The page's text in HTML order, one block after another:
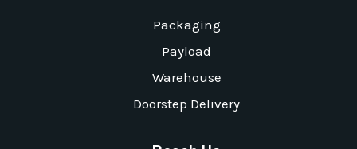
Packaging
Payload
Warehouse
Doorstep Delivery